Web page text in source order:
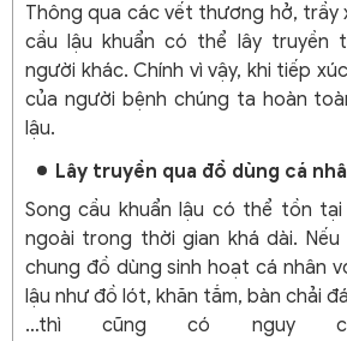
Thông qua các vết thương hở, trầy
cầu lậu khuẩn có thể lây truyền
người khác. Chính vì vậy, khi tiếp
của người bệnh chúng ta hoàn
lậu.
Lây truyền qua đồ dùng cá
Song cầu khuẩn lậu có thể tồn
ngoài trong thời gian khá dài.
chung đồ dùng sinh hoạt cá nhân
lậu như đồ lót, khăn tắm, bàn chải
…thì cũng có nguy